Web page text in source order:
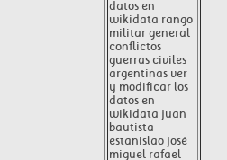
datos en
wikidata rango
militar general
conflictos
guerras civiles
argentinas ver
y modificar los
datos en
wikidata juan
bautista
estanislao josé
miguel rafael